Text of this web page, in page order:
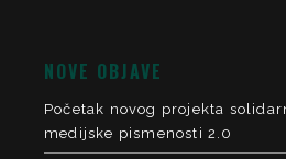
NOVE OBJAVE
Početak novog projekta
medijske pismenosti 2.0